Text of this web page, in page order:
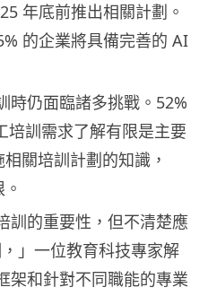
年底前推出相關計劃。
的企業將具備完善的 AI
時仍面臨諸多挑戰。52%
培訓需求了解有限是主要
關培訓計劃的知識，
訓的重要性，但不清楚應
」一位教育科技專家解
架和針對不同職能的專業